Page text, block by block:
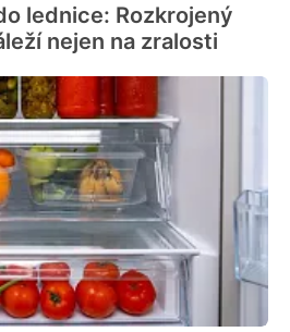
lednice: Rozkrojený
nejen na zralosti